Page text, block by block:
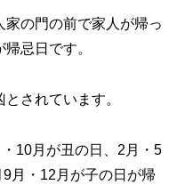
の門の前で家人が帰っ
忌日です。
されています。
10月が丑の日、2月・5
月・12月が子の日が帰